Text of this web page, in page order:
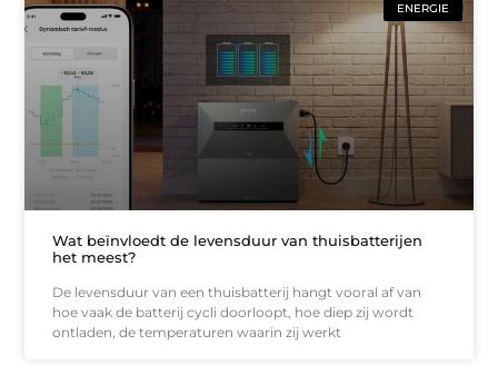
ENERGIE
Wat beïnvloedt de levensduur van thuisbatterijen
het meest?
De levensduur van een thuisbatterij hangt vooral af van
hoe vaak de batterij cycli doorloopt, hoe diep zij wordt
ontladen, de temperaturen waarin zij werkt